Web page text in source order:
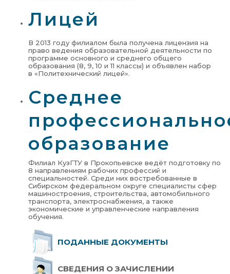
Лицей
В 2013 году филиалом была получена лицензия на
право ведения образовательной деятельности по
программе основного и среднего общего
образования (8, 9, 10 и 11 классы) и объявлен набор
в «Политехнический лицей».
Среднее
образование
Филиал КузГТУ в Прокопьевске ведёт подготовку по
8 направлениям рабочих профессий и
специальностей. Среди них востребованные в
Сибирском федеральном округе специалисты сфер
машиностроения, строительства, автомобильного
транспорта, электроснабжения, а также
экономические и управленческие направления
обучения.
ПОДАННЫЕ ДОКУМЕНТЫ
СВЕДЕНИЯ О ЗАЧИСЛЕНИИ